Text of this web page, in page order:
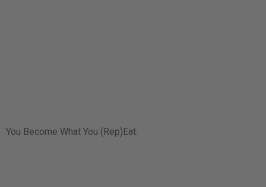
You Become What You (Rep)Eat.